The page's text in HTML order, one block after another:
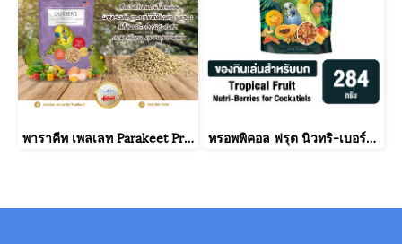
พาราคีท เพลเลท Parakeet Premium Daily Diet Pellets พาราคีท พรีเมียม เดลี่ ไดเอท เพลเลท Parakeet ( 567 กรัม ) Lafeber ทรอพพิคอล ฟรุต นิวทริ-เบอร์รี่ ฟอร์ คอกคาทีล Tropical Fruit Nutri-Berries for Cockatiels อาหารนกLafeber